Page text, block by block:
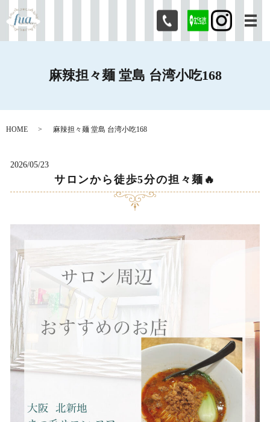
メ
麻辣担々麺 堂島 台湾小吃168
HOME 麻辣担々麺 堂島 台湾小吃168
2026/05/23
サロンから徒歩5分の担々麺🔥